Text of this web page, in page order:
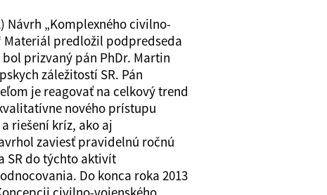
Návrh „Komplexného civilno-
Materiál predložil podpredseda
prizvaný pán PhDr. Martin
záležitostí SR. Pán
je reagovať na celkový trend
nového prístupu
riešení kríz, ako aj
zaviesť pravidelnú ročnú
SR do týchto aktivít
Do konca roka 2013